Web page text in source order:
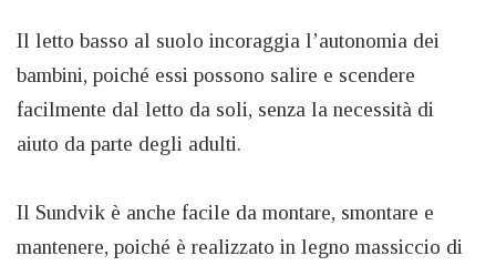
Il letto basso al suolo incoraggia l’autonomia dei
bambini, poiché essi possono salire e scendere
facilmente dal letto da soli, senza la necessità di
aiuto da parte degli adulti.
Il Sundvik è anche facile da montare, smontare e
mantenere, poiché è realizzato in legno massiccio di